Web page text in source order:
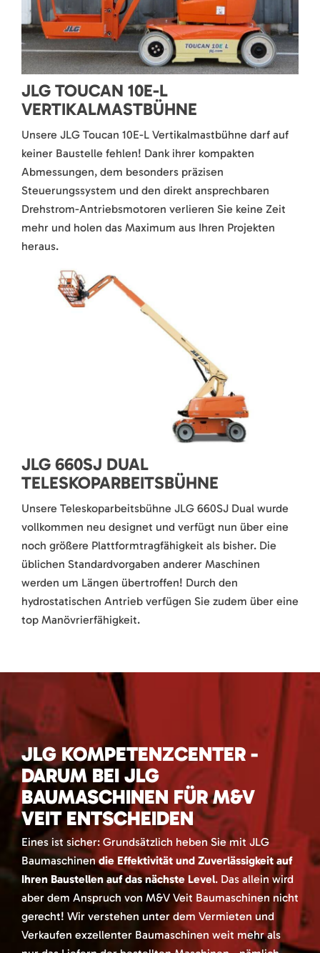
JLG TOUCAN 10E-L
VERTIKALMASTBÜHNE
Unsere JLG Toucan 10E-L Vertikalmastbühne darf auf
keiner Baustelle fehlen! Dank ihrer kompakten
Abmessungen, dem besonders präzisen
Steuerungssystem und den direkt ansprechbaren
Drehstrom-Antriebsmotoren verlieren Sie keine Zeit
mehr und holen das Maximum aus Ihren Projekten
heraus.
JLG 660SJ DUAL
TELESKOPARBEITSBÜHNE
Unsere Teleskoparbeitsbühne JLG 660SJ Dual wurde
vollkommen neu designet und verfügt nun über eine
noch größere Plattformtragfähigkeit als bisher. Die
üblichen Standardvorgaben anderer Maschinen
werden um Längen übertroffen! Durch den
hydrostatischen Antrieb verfügen Sie zudem über eine
top Manövrierfähigkeit.
JLG KOMPETENZCENTER -
DARUM BEI JLG
BAUMASCHINEN FÜR M&V
VEIT ENTSCHEIDEN
Eines ist sicher: Grundsätzlich heben Sie mit JLG
Baumaschinendie Effektivität und Zuverlässigkeit auf
Ihren Baustellen auf das nächste Level. Das allein wird
aber dem Anspruch von M&V Veit Baumaschinen nicht
gerecht! Wir verstehen unter dem Vermieten und
Verkaufen exzellenter Baumaschinen weit mehr als